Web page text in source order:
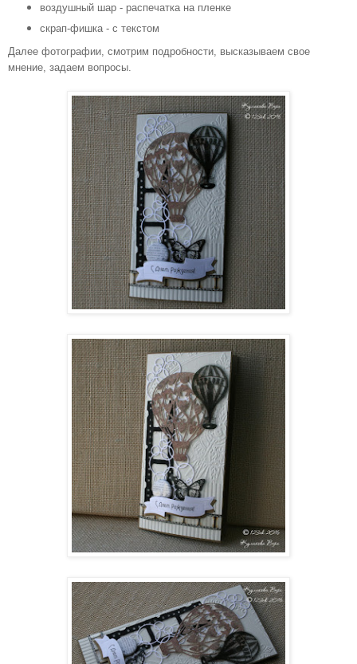
воздушный шар - распечатка на пленке
скрап-фишка - с текстом
Далее фотографии, смотрим подробности, высказываем свое
мнение, задаем вопросы.